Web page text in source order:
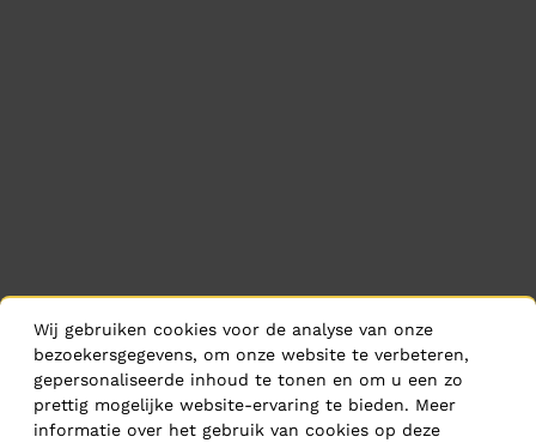
Wij gebruiken cookies voor de analyse van onze
bezoekersgegevens, om onze website te verbeteren,
gepersonaliseerde inhoud te tonen en om u een zo
prettig mogelijke website-ervaring te bieden. Meer
informatie over het gebruik van cookies op deze